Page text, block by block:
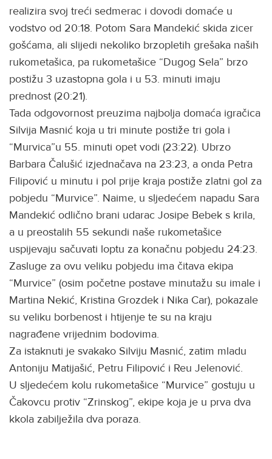
realizira svoj treći sedmerac i dovodi domaće u
vodstvo od 20:18. Potom Sara Mandekić skida zicer
gošćama, ali slijedi nekoliko brzopletih grešaka naših
rukometašica, pa rukometašice “Dugog Sela” brzo
postižu 3 uzastopna gola i u 53. minuti imaju
prednost (20:21).
Tada odgovornost preuzima najbolja domaća igračica
Silvija Masnić koja u tri minute postiže tri gola i
“Murvica”u 55. minuti opet vodi (23:22). Ubrzo
Barbara Čalušić izjednačava na 23:23, a onda Petra
Filipović u minutu i pol prije kraja postiže zlatni gol za
pobjedu “Murvice”. Naime, u sljedećem napadu Sara
Mandekić odlično brani udarac Josipe Bebek s krila,
a u preostalih 55 sekundi naše rukometašice
uspijevaju sačuvati loptu za konačnu pobjedu 24:23.
Zasluge za ovu veliku pobjedu ima čitava ekipa
“Murvice” (osim početne postave minutažu su imale i
Martina Nekić, Kristina Grozdek i Nika Car), pokazale
su veliku borbenost i htijenje te su na kraju
nagrađene vrijednim bodovima.
Za istaknuti je svakako Silviju Masnić, zatim mladu
Antoniju Matijašić, Petru Filipović i Reu Jelenović.
U sljedećem kolu rukometašice “Murvice” gostuju u
Čakovcu protiv “Zrinskog”, ekipe koja je u prva dva
kkola zabilježila dva poraza.